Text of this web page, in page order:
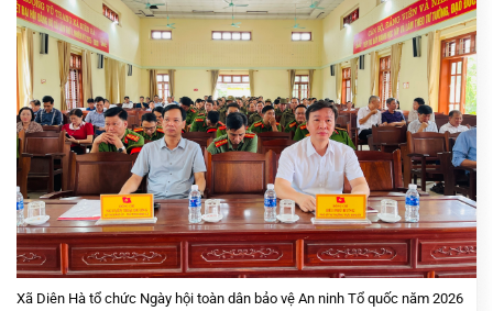
Xã Diên Hà tổ chức Ngày hội toàn dân bảo vệ An ninh Tổ quốc năm 2026